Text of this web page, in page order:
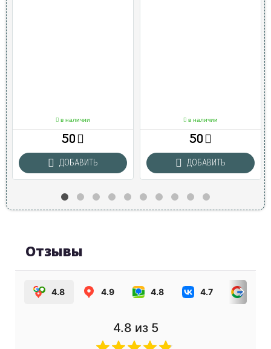
в наличии
50
ДОБАВИТЬ
в наличии
50
ДОБАВИТЬ
Отзывы
4.8 4.9 4.8 4.7
4.8 из 5